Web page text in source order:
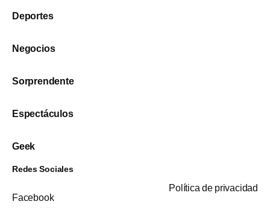
Deportes
Negocios
Sorprendente
Espectáculos
Geek
Redes Sociales
Facebook
Política de privacidad